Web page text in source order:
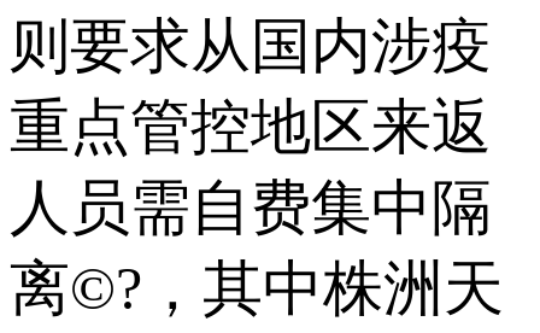
则要求从国内涉疫
重点管控地区来返
人员需自费集中隔
离©?，其中株洲天